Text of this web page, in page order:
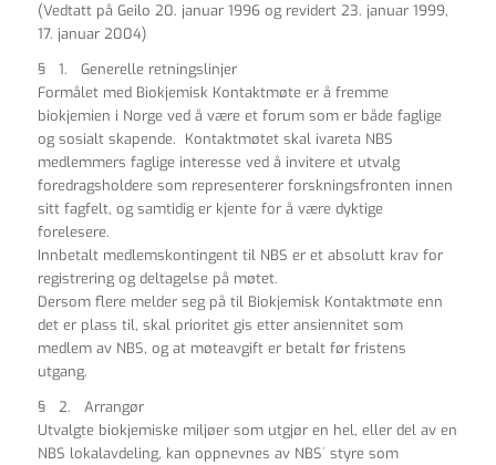
(Vedtatt på Geilo 20. januar 1996 og revidert 23. januar 1999,
17. januar 2004)
§ 1. Generelle retningslinjer
Formålet med Biokjemisk Kontaktmøte er å fremme
biokjemien i Norge ved å være et forum som er både faglige
og sosialt skapende. Kontaktmøtet skal ivareta NBS
medlemmers faglige interesse ved å invitere et utvalg
foredragsholdere som representerer forskningsfronten innen
sitt fagfelt, og samtidig er kjente for å være dyktige
forelesere.
Innbetalt medlemskontingent til NBS er et absolutt krav for
registrering og deltagelse på møtet.
Dersom flere melder seg på til Biokjemisk Kontaktmøte enn
det er plass til, skal prioritet gis etter ansiennitet som
medlem av NBS, og at møteavgift er betalt før fristens
utgang.
§ 2. Arrangør
Utvalgte biokjemiske miljøer som utgjør en hel, eller del av en
NBS lokalavdeling, kan oppnevnes av NBS´ styre som